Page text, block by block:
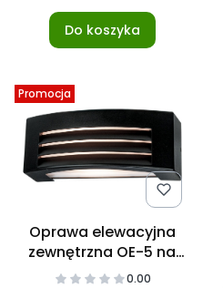
Do koszyka
Promocja
Oprawa elewacyjna
zewnętrzna OE-5 na
żarówki E27 IP54 czarna
0.00